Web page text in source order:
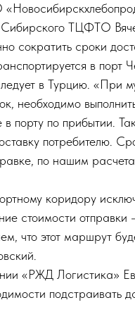
ТЦФТО
сократить сроки
в порт
в Турцию. «При
необходимо
порту по прибытии.
потребителю.
по нашим
коридору
стоимости отправки
что этот маршрут
«РЖД Логистика»
подстраивать